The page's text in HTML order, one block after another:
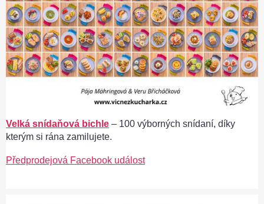
Velká snídaňová bichle – 100 výborných snídaní, díky
kterým si rána zamilujete.
Předprodejová Facebook událost